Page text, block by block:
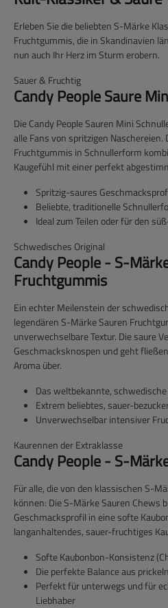
Erleben Sie die beliebten S-Märke
Fruchtgummis, die in Skandinavien
nun auch Ihr Herz im Sturm erobern.
Sauer & Fruchtig
Candy People Saure
DieCandy People Sauren Mini
alle Fans von spritzigen
Fruchtgummis in Schnullerform
Kaugefühl mit einer perfekt
Spritzig-saures
Beliebte, traditionelle
Ideal zum Teilen oder für den
Schwedisches Original
Candy People - S-
Fruchtgummis
Ein echter Meilenstein der
legendärenS-Märke Sauren
unverwechselbare Textur. Die saure
Geschmacksknospen und geht
Aroma über.
Das weltbekannte,
Extrem beliebtes, sauer-
Unverwechselbar intensiver
Kaurennen der Extraklasse
Candy People - S-
Für alle, die von den klassischen S-
können: DieS-Märke Sauren Chews
Geschmacksprofil in eine softe
langanhaltendes, sauer-fruchtiges
Softe Kaubonbon-Konsistenz
Die perfekte Balance aus
Perfekt für unterwegs und für
Liebhaber